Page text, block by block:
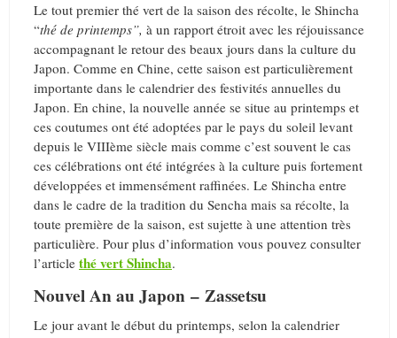
Le tout premier thé vert de la saison des récolte, le Shincha
“thé de printemps”, à un rapport étroit avec les réjouissance
accompagnant le retour des beaux jours dans la culture du
Japon. Comme en Chine, cette saison est particulièrement
importante dans le calendrier des festivités annuelles du
Japon. En chine, la nouvelle année se situe au printemps et
ces coutumes ont été adoptées par le pays du soleil levant
depuis le VIIIème siècle mais comme c’est souvent le cas
ces célébrations ont été intégrées à la culture puis fortement
développées et immensément raffinées. Le Shincha entre
dans le cadre de la tradition du Sencha mais sa récolte, la
toute première de la saison, est sujette à une attention très
particulière. Pour plus d’information vous pouvez consulter
l’article thé vert Shincha.
Nouvel An au Japon – Zassetsu
Le jour avant le début du printemps, selon la calendrier